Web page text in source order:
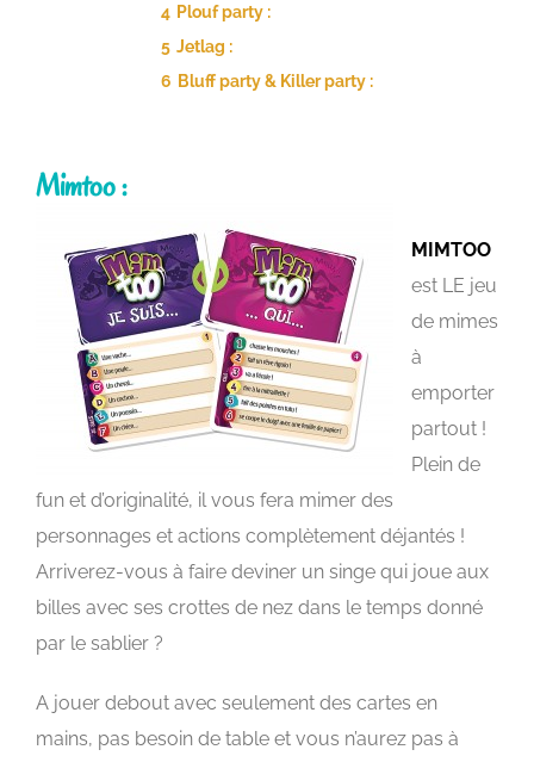
4 Plouf party :
5 Jetlag :
6 Bluff party & Killer party :
Mimtoo :
MIMTOO
est LE jeu
de mimes
à
emporter
partout !
Plein de
fun et d’originalité, il vous fera mimer des
personnages et actions complètement déjantés !
Arriverez-vous à faire deviner un singe qui joue aux
billes avec ses crottes de nez dans le temps donné
par le sablier ?
A jouer debout avec seulement des cartes en
mains, pas besoin de table et vous n’aurez pas à